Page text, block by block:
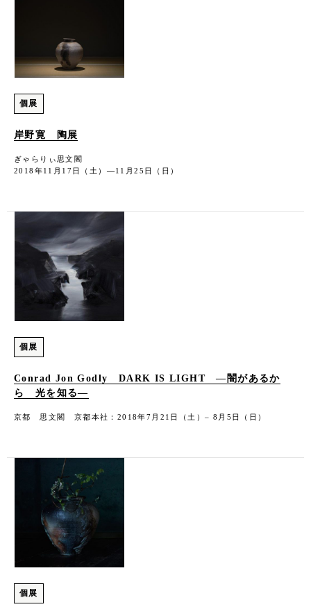
個展
岸野寛 陶展
ぎゃらりぃ思文閣
2018年11月17日（土）―11月25日（日）
個展
Conrad Jon Godly DARK IS LIGHT —闇があるか
ら 光を知る—
京都 思文閣 京都本社：2018年7月21日（土）– 8月5日（日）
個展